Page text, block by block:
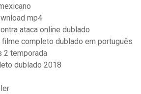
mp4
ataca online dublado
filme completo dublado em português
2 temporada
dublado 2018